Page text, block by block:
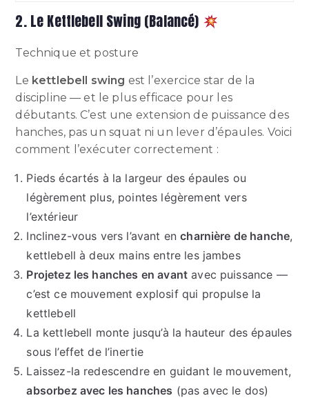
2. Le Kettlebell Swing (Balancé)
Technique et posture
Le kettlebell swing est l’exercice star de la
discipline — et le plus efficace pour les
débutants. C’est une extension de puissance des
hanches, pas un squat ni un lever d’épaules. Voici
comment l’exécuter correctement :
Pieds écartés à la largeur des épaules ou
légèrement plus, pointes légèrement vers
l’extérieur
Inclinez-vous vers l’avant encharnière de hanche,
kettlebell à deux mains entre les jambes
Projetez les hanches en avant avec puissance —
c’est ce mouvement explosif qui propulse la
kettlebell
La kettlebell monte jusqu’à la hauteur des épaules
sous l’effet de l’inertie
Laissez-la redescendre en guidant le mouvement,
absorbez avec les hanches (pas avec le dos)